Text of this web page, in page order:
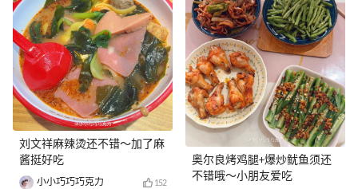
刘文祥麻辣烫还不错～加了麻
酱挺好吃
小小巧巧巧克力 152
奥尔良烤鸡腿+爆炒鱿鱼须还
不错哦～小朋友爱吃